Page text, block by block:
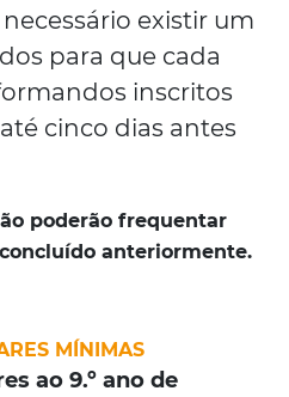
existir um
para que cada
inscritos
cinco dias antes
poderão frequentar
anteriormente.
MÍNIMAS
ao 9.º ano de